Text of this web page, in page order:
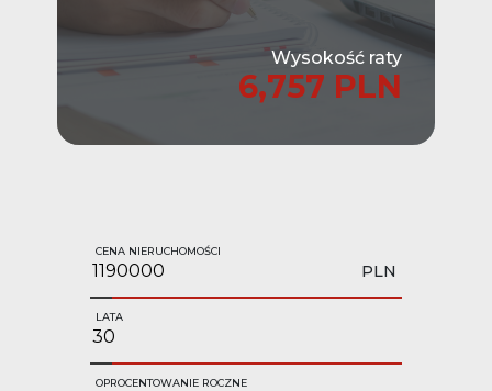
Wysokość raty
6,757 PLN
CENA NIERUCHOMOŚCI
PLN
LATA
OPROCENTOWANIE ROCZNE